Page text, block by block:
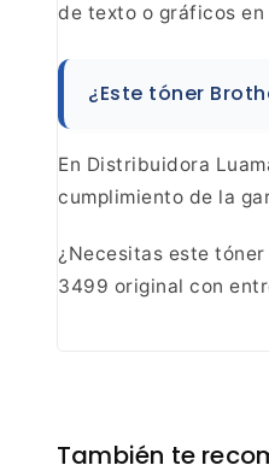
de texto o gráficos en
¿Este tóner
En Distribuidora
cumplimiento de la
¿Necesitas este
3499 original con
También te